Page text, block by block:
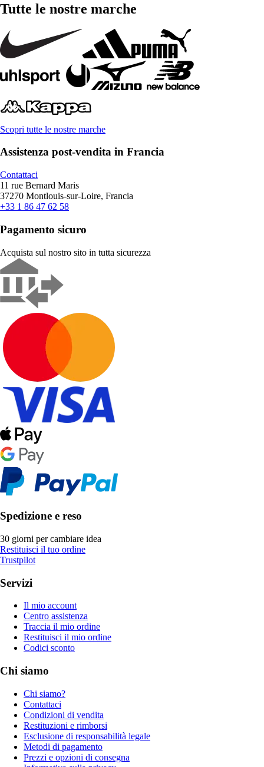
Tutte le nostre marche
Scopri tutte le nostre marche
Assistenza post-vendita in Francia
Contattaci
11 rue Bernard Maris
37270 Montlouis-sur-Loire, Francia
+33 1 86 47 62 58
Pagamento sicuro
Acquista sul nostro sito in tutta sicurezza
Spedizione e reso
30 giorni per cambiare idea
Restituisci il tuo ordine
Trustpilot
Servizi
Il mio account
Centro assistenza
Traccia il mio ordine
Restituisci il mio ordine
Codici sconto
Chi siamo
Chi siamo?
Contattaci
Condizioni di vendita
Restituzioni e rimborsi
Esclusione di responsabilità legale
Metodi di pagamento
Prezzi e opzioni di consegna